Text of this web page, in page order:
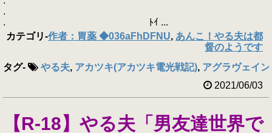
.
. ﾄｲ ...
カテゴリ-作者：胃薬 ◆036aFhDFNU, あんこ！やる夫は都
督のようです
タグ- やる夫, アカツキ(アカツキ電光戦記), アグラヴェイ
2021/06/03
【R-18】やる夫「男友達世界で